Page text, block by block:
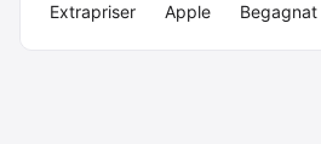
Extrapriser Apple Begagnat